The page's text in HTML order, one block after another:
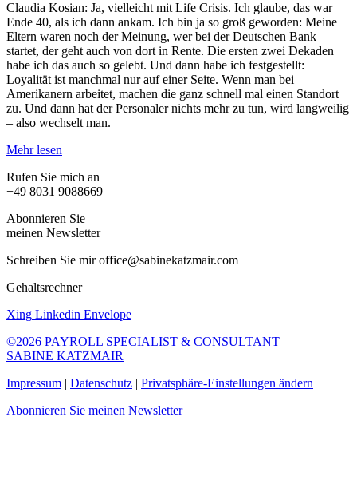
Claudia Kosian: Ja, vielleicht mit Life Crisis. Ich glaube, das war
Ende 40, als ich dann ankam. Ich bin ja so groß geworden: Meine
Eltern waren noch der Meinung, wer bei der Deutschen Bank
startet, der geht auch von dort in Rente. Die ersten zwei Dekaden
habe ich das auch so gelebt. Und dann habe ich festgestellt:
Loyalität ist manchmal nur auf einer Seite. Wenn man bei
Amerikanern arbeitet, machen die ganz schnell mal einen Standort
zu. Und dann hat der Personaler nichts mehr zu tun, wird langweilig
– also wechselt man.
Mehr lesen
Rufen Sie mich an
+49 8031 9088669
Abonnieren Sie
meinen Newsletter
Schreiben Sie mir office@sabinekatzmair.com
Gehaltsrechner
Xing Linkedin Envelope
©2026 PAYROLL SPECIALIST & CONSULTANT
SABINE KATZMAIR
Impressum | Datenschutz | Privatsphäre-Einstellungen ändern
Abonnieren Sie meinen Newsletter